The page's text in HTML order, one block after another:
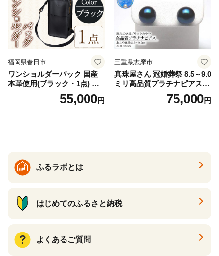
福岡県春日市
ワンショルダーバック 国産
本革使用(ブラック・1点) 鞄
バック バッグ カバン レザー
国産 日本製 牛革 黒 革 革製
55,000円
三重県志摩市
真珠屋さん 冠婚葬祭 8.5～9.0
ミリ高品質プラチナピアス P
t900 志摩産アコヤ真珠 ブラ
ックパール 黒真珠75,000円
ふるラボとは
はじめてのふるさと納税
よくあるご質問